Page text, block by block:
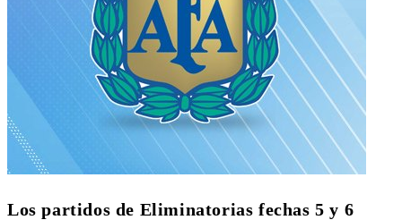
Los partidos de Eliminatorias fechas 5 y 6